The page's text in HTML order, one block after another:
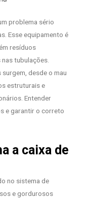
problema sério
Esse equipamento é
resíduos
tubulações.
desde o mau
estruturais e
Entender
e garantir o correto
a caixa de
no sistema de
e gordurosos